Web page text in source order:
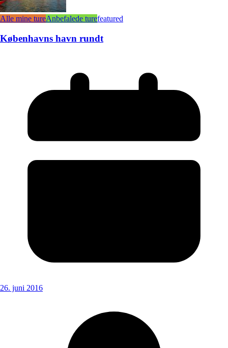
Alle mine tureAnbefalede turefeatured
Københavns havn rundt
26. juni 2016